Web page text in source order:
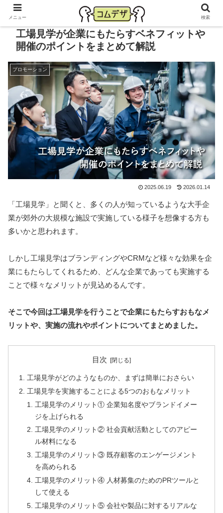
工場見学が企業にもたらすベネフィットや
開催のポイントをまとめて解説
プロモーション
2025.06.19 2026.01.14
「工場見学」と聞くと、多くの人が知っているような大手企
業が郊外の大規模な施設で実施している様子を想像する方も
多いかと思われます。
しかし工場見学はブランディングやCRMなど様々な効果を企
業にもたらしてくれるため、どんな企業であっても実施する
ことで様々なメリットが見込めるんです。
そこで今回は工場見学を行うことで企業にもたらすおもなメ
リットや、実施の流れやポイントについてまとめました。
目次
工場見学がどのようなものか、まずは簡単におさらい
工場見学を実施することによる5つのおもなメリット
工場見学のメリット① 企業知名度やブランドイメー
ジを上げられる
工場見学のメリット② 社会貢献活動としてのアピー
ル材料になる
工場見学のメリット③ 既存顧客のエンゲージメント
を高められる
工場見学のメリット④ 人材募集のためのPRツールと
して使える
工場見学のメリット⑤ 会社や製品に対するリアルな
メニュー 検索